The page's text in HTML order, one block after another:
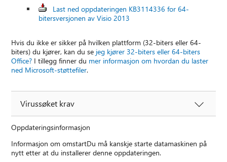
Last ned oppdateringen KB3114336 for 64-
bitersversjonen av Visio 2013
Hvis du ikke er sikker på hvilken plattform (32-biters eller 64-
biters) du kjører, kan du se jeg kjører 32-biters eller 64-biters
Office? I tillegg finner du mer informasjon om hvordan du laster
ned Microsoft-støttefiler.
Virussøket krav
Oppdateringsinformasjon
Informasjon om omstartDu må kanskje starte datamaskinen på
nytt etter at du installerer denne oppdateringen.